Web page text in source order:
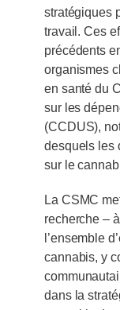
stratégiques
travail. Ces
précédents
organismes
en santé du
sur les
(CCDUS),
desquels les
sur le
La CSMC
recherche –
l’ensemble
cannabis, y
dans la